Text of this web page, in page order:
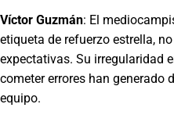
Víctor Guzmán: El
etiqueta de refuerzo estrella,
expectativas. Su irregularidad
cometer errores han generado
equipo.